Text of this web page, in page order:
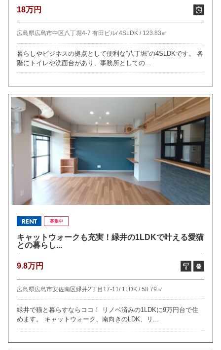
18万円
広島県広島市中区八丁堀4-7 有田ビル/4SLDK / 123.83㎡
暮らしやビジネスの拠点として便利な”八丁堀”の4SLDKです。 各
階にトイレや洗面台があり、事務所としての...
RENT 募集中
キャットウォークも充実！緑井の1LDKで叶える愛猫
との暮らし...
9.8万円
広島県広島市安佐南区緑井2丁目17-11/ 1LDK /58.79㎡
緑井で猫と暮らすならココ！ リノベ済みの1LDKに9万円台で住
めます。 キャットウォーク、南向きのLDK、リ...